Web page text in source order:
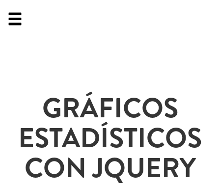
GRÁFICOS
ESTADÍSTICOS
CON JQUERY